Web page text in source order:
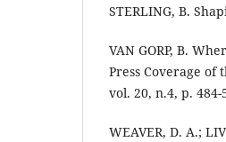
STERLING, B.
VAN GORP, B.
Press Coverage of
vol. 20, n.4, p. 484-
WEAVER, D. A.;